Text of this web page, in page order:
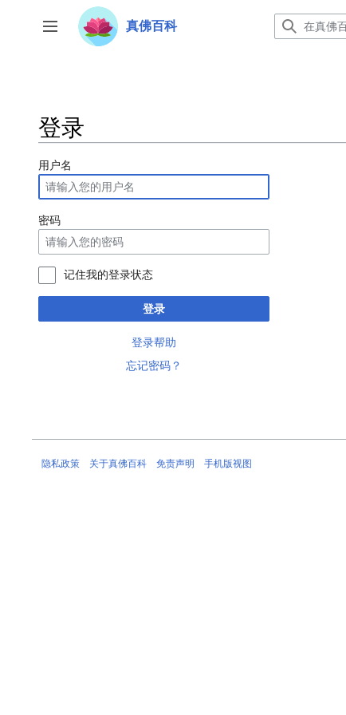
转
开关侧边栏
真佛百科
登录
用户名
密码
记住我的登录状态
登录
登录帮助
忘记密码？
隐私政策 关于真佛百科 免责声明 手机版视图